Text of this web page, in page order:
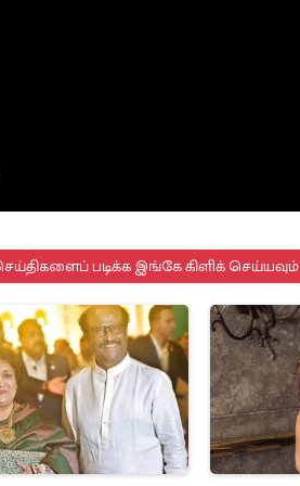
படிக்க இங்கே கிளிக் செய்யவும்